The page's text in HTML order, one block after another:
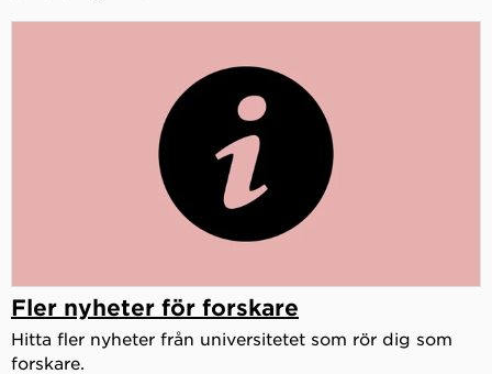
Fler nyheter för forskare
Hitta fler nyheter från universitetet som rör dig som
forskare.